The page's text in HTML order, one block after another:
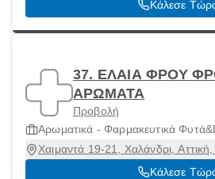
Κάλεσε
37. ΕΛΑΙΑ ΦΡΟΥ
ΑΡΩΜΑΤΑ
Προβολή
Αρωματικά - Φαρμακευτικά
Χαιμαντά 19-21, Χαλάνδρι,
Κάλεσε